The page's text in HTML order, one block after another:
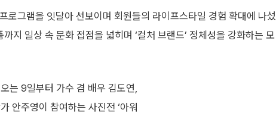
로그램을 잇달아 선보이며 회원들의 라이프스타일 경험 확대에 나섰
지 일상 속 문화 접점을 넓히며 ‘컬처 브랜드’ 정체성을 강화하는 모
는 9일부터 가수 겸 배우 김도연,
안주영이 참여하는 사진전 ‘아워